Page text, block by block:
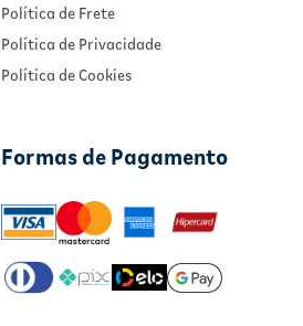
Política de Frete
Política de Privacidade
Política de Cookies
Formas de Pagamento